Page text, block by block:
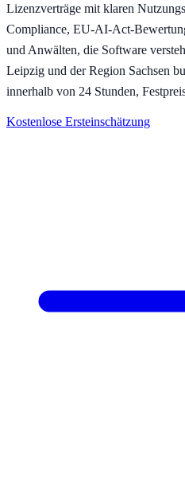
Lizenzverträge mit klaren
Compliance, EU-AI-Act-
und Anwälten, die Software
Leipzig und der Region Sachsen
innerhalb von 24 Stunden,
Kostenlose Ersteinschätzung